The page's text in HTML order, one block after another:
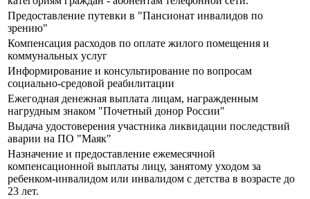
Предоставление путевки в "Пансионат инвалидов по
зрению"
Компенсация расходов по оплате жилого помещения и
коммунальных услуг
Информирование и консультирование по вопросам
социально-средовой реабилитации
Ежегодная денежная выплата лицам, награжденным
нагрудным знаком "Почетный донор России"
Выдача удостоверения участника ликвидации последствий
аварии на ПО "Маяк"
Назначение и предоставление ежемесячной
компенсационной выплаты лицу, занятому уходом за
ребенком-инвалидом или инвалидом с детства в возрасте до
23 лет.